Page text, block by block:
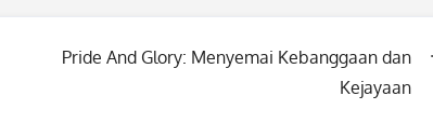
Pride And Glory: Menyemai Kebanggaan dan
Kejayaan